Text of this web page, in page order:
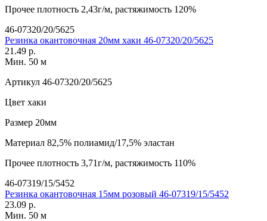
Прочее плотность 2,43г/м, растяжимость 120%
46-07320/20/5625
Резинка окантовочная 20мм хаки 46-07320/20/5625
21.49 р.
Мин. 50 м
Артикул 46-07320/20/5625
Цвет хаки
Размер 20мм
Материал 82,5% полиамид/17,5% эластан
Прочее плотность 3,71г/м, растяжимость 110%
46-07319/15/5452
Резинка окантовочная 15мм розовый 46-07319/15/5452
23.09 р.
Мин. 50 м